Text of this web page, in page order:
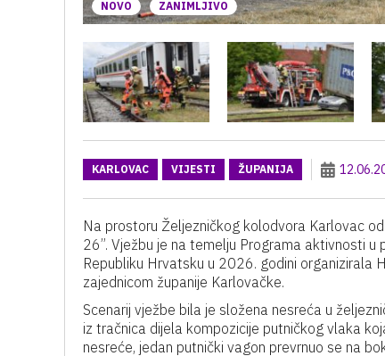
NOVO ZANIMLJIVO
KARLOVAC VIJESTI ŽUPANIJA
Na prostoru Željezničkog kolodvora Karlovac
26’’. Vježbu je na temelju Programa aktivnosti
Republiku Hrvatsku u 2026. godini organizirala
zajednicom županije Karlovačke.
Scenarij vježbe bila je složena nesreća u
iz tračnica dijela kompozicije putničkog vlaka
nesreće, jedan putnički vagon prevrnuo se na